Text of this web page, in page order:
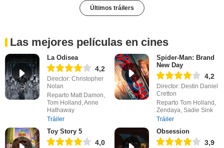
Últimos tráilers
Las mejores películas en cines
La Odisea
4,2
Director: Christopher
Nolan
Reparto Matt Damon,
Tom Holland, Anne
Hathaway
Tráiler
Spider-Man: Brand
New Day
4,2
Director: Destin Daniel
Cretton
Reparto Tom Holland,
Zendaya, Sadie Sink
Tráiler
Toy Story 5
4,0
Obsession
3,9